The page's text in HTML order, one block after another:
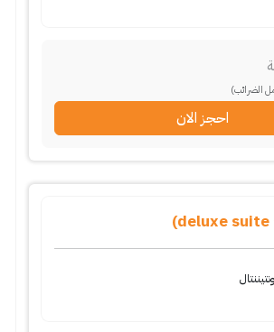
الضرائب)
احجز الان